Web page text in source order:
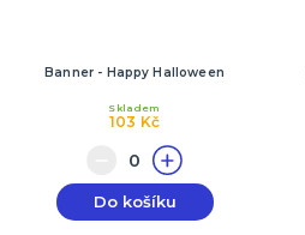
Banner - Happy Halloween
103 Kč
Skladem
Do košíku